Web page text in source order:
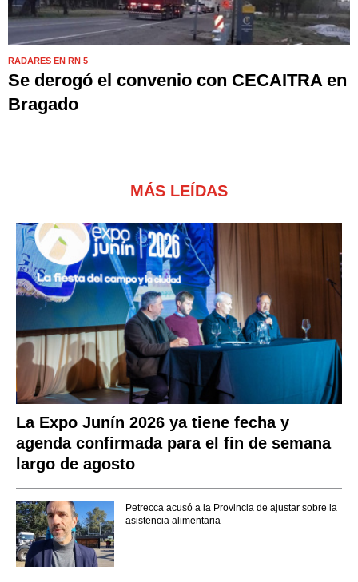
RADARES EN RN 5
Se derogó el convenio con CECAITRA en
Bragado
MÁS LEÍDAS
La Expo Junín 2026 ya tiene fecha y
agenda confirmada para el fin de semana
largo de agosto
Petrecca acusó a la Provincia de ajustar sobre la
asistencia alimentaria